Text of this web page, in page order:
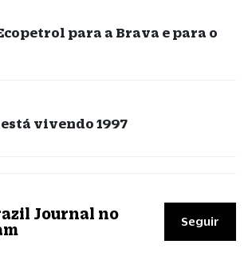
para a Brava e para o
está vivendo 1997
Journal no
Seguir